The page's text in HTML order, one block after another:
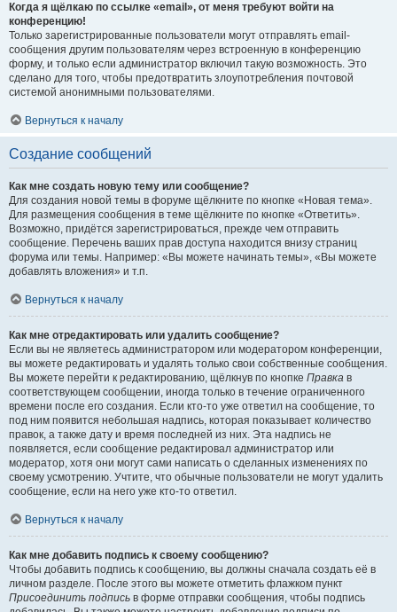
Когда я щёлкаю по ссылке «email», от меня требуют войти на
конференцию!
Только зарегистрированные пользователи могут отправлять email-
сообщения другим пользователям через встроенную в конференцию
форму, и только если администратор включил такую возможность. Это
сделано для того, чтобы предотвратить злоупотребления почтовой
системой анонимными пользователями.
Вернуться к началу
Создание сообщений
Как мне создать новую тему или сообщение?
Для создания новой темы в форуме щёлкните по кнопке «Новая тема».
Для размещения сообщения в теме щёлкните по кнопке «Ответить».
Возможно, придётся зарегистрироваться, прежде чем отправить
сообщение. Перечень ваших прав доступа находится внизу страниц
форума или темы. Например: «Вы можете начинать темы», «Вы можете
добавлять вложения» и т.п.
Вернуться к началу
Как мне отредактировать или удалить сообщение?
Если вы не являетесь администратором или модератором конференции,
вы можете редактировать и удалять только свои собственные сообщения.
Вы можете перейти к редактированию, щёлкнув по кнопке Правка в
соответствующем сообщении, иногда только в течение ограниченного
времени после его создания. Если кто-то уже ответил на сообщение, то
под ним появится небольшая надпись, которая показывает количество
правок, а также дату и время последней из них. Эта надпись не
появляется, если сообщение редактировал администратор или
модератор, хотя они могут сами написать о сделанных изменениях по
своему усмотрению. Учтите, что обычные пользователи не могут удалить
сообщение, если на него уже кто-то ответил.
Вернуться к началу
Как мне добавить подпись к своему сообщению?
Чтобы добавить подпись к сообщению, вы должны сначала создать её в
личном разделе. После этого вы можете отметить флажком пункт
Присоединить подпись в форме отправки сообщения, чтобы подпись